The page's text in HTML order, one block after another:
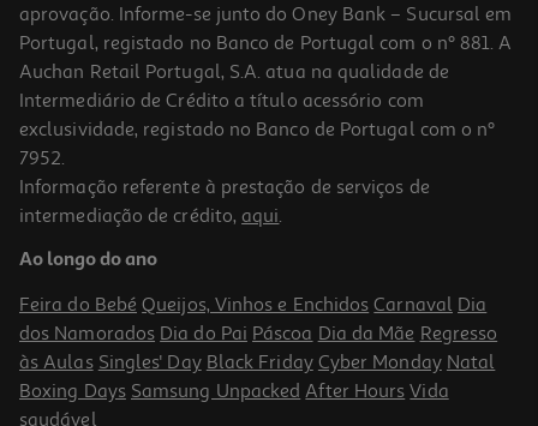
Conjunto Caixa Madeira Ramos Pinto Com 4 Miniaturas 0.360l
48.31 €/Lt
17,39 €
aprovação. Informe-se junto do Oney Bank – Sucursal em
Portugal, registado no Banco de Portugal com o nº 881. A
Auchan Retail Portugal, S.A. atua na qualidade de
Intermediário de Crédito a título acessório com
exclusividade, registado no Banco de Portugal com o nº
7952.
Informação referente à prestação de serviços de
intermediação de crédito, aqui.
Ao longo do ano
Feira do Bebé Queijos, Vinhos e Enchidos Carnaval Dia
dos Namorados Dia do Pai Páscoa Dia da Mãe Regresso
às Aulas Singles' Day Black Friday Cyber Monday Natal
Boxing Days Samsung Unpacked After Hours Vida
saudável